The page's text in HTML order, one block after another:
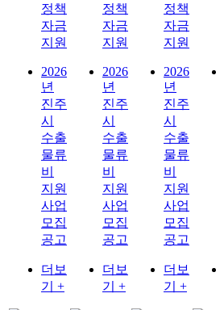
정책
자금
지원
2026
년
진주
시
수출
물류
비
지원
사업
모집
공고
더보
기 +
정책
자금
지원
2026
년
진주
시
수출
물류
비
지원
사업
모집
공고
더보
기 +
정책
자금
지원
2026
년
진주
시
수출
물류
비
지원
사업
모집
공고
더보
기 +